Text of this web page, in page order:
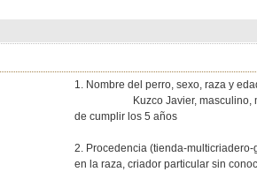
1. Nombre del perro, sexo, raza y
Kuzco Javier, masculino,
de cumplir los 5 años
2. Procedencia (tienda-
en la raza, criador particular sin